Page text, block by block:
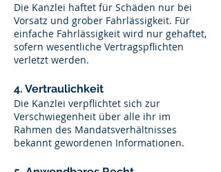
Die Kanzlei haftet für Schäden nur bei
Vorsatz und grober Fahrlässigkeit. Für
einfache Fahrlässigkeit wird nur gehaftet,
sofern wesentliche Vertragspflichten
verletzt werden.
4. Vertraulichkeit
Die Kanzlei verpflichtet sich zur
Verschwiegenheit über alle ihr im
Rahmen des Mandatsverhältnisses
bekannt gewordenen Informationen.